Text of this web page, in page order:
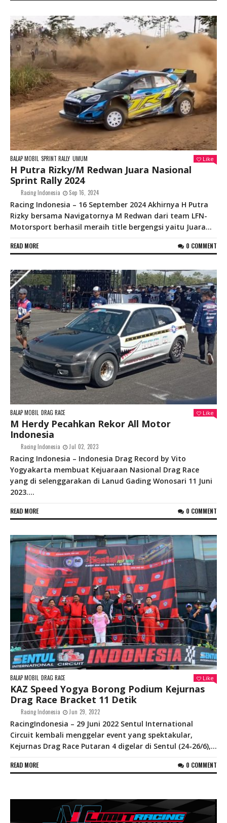
BALAP MOBIL SPRINT RALLY UMUM Like
H Putra Rizky/M Redwan Juara Nasional
Sprint Rally 2024
Racing Indonesia Sep 16, 2024
Racing Indonesia – 16 September 2024 Akhirnya H Putra
Rizky bersama Navigatornya M Redwan dari team LFN-
Motorsport berhasil meraih title bergengsi yaitu Juara...
READ MORE 0 COMMENT
BALAP MOBIL DRAG RACE Like
M Herdy Pecahkan Rekor All Motor
Indonesia
Racing Indonesia Jul 02, 2023
Racing Indonesia – Indonesia Drag Record by Vito
Yogyakarta membuat Kejuaraan Nasional Drag Race
yang di selenggarakan di Lanud Gading Wonosari 11 Juni
2023....
READ MORE 0 COMMENT
BALAP MOBIL DRAG RACE Like
KAZ Speed Yogya Borong Podium Kejurnas
Drag Race Bracket 11 Detik
Racing Indonesia Jun 29, 2022
RacingIndonesia – 29 Juni 2022 Sentul International
Circuit kembali menggelar event yang spektakular,
Kejurnas Drag Race Putaran 4 digelar di Sentul (24-26/6),...
READ MORE 0 COMMENT